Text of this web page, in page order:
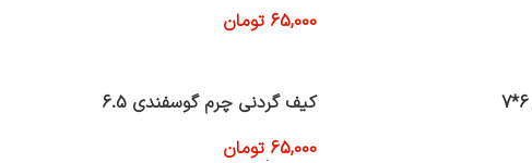
65,000 تومان
کیف گردنی چرم گوسفندی 6.5
65,000 تومان